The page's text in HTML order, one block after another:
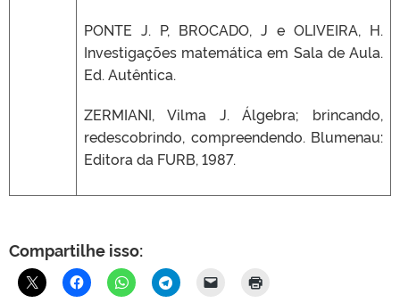
PONTE J. P, BROCADO, J e OLIVEIRA, H.
Investigações matemática em Sala de Aula.
Ed. Autêntica.
ZERMIANI, Vilma J. Álgebra; brincando,
redescobrindo, compreendendo. Blumenau:
Editora da FURB, 1987.
Compartilhe isso: